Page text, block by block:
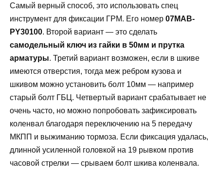
Самый верный способ, это использовать спец
инструмент для фиксации ГРМ. Его номер 07MAB-
PY30100. Второй вариант — это сделать
самодельный ключ из гайки в 50мм и прутка
арматуры. Третий вариант возможен, если в шкиве
имеются отверстия, тогда меж ребром кузова и
шкивом можно установить болт 10мм — например
старый болт ГБЦ. Четвертый вариант срабатывает не
очень часто, но можно попробовать зафиксировать
коленвал благодаря переключению на 5 передачу
МКПП и выжиманию тормоза. Если фиксация удалась,
длинной усиленной головкой на 19 рывком против
часовой стрелки — срываем болт шкива коленвала.